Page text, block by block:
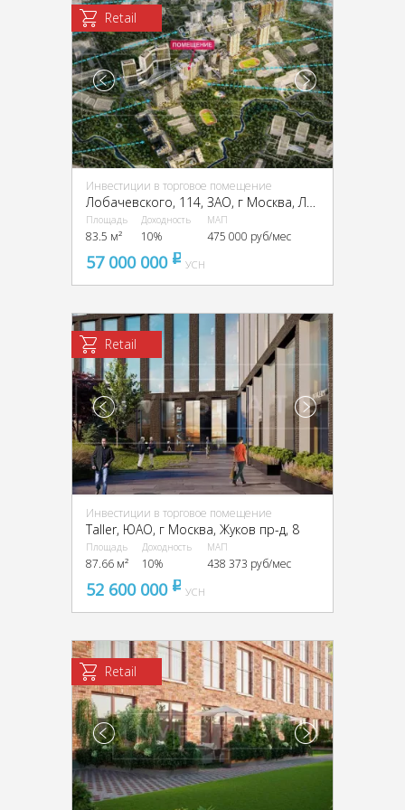
Retail
Инвестиции в торговое помещение
Лобачевского, 114, ЗАО, г Москва, Лобачевского ул., 114
Площадь
83.5 м²
Доходность
10%
МАП
475 000 руб/мес
57 000 000 pуб
УСН
Retail
Инвестиции в торговое помещение
Taller, ЮАО, г Москва, Жуков пр-д, 8
Площадь
87.66 м²
Доходность
10%
МАП
438 373 руб/мес
52 600 000 pуб
УСН
Retail